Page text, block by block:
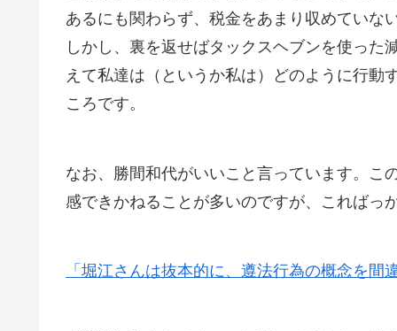
あるにも関わらず、税金をあまり収めていな
しかし、裏を返せばタックスヘブンを使った
えて私達は（というか私は）どのように行動
ころです。
なお、勝間和代がいいこと言っています。こ
感できかねることが多いのですが、こればっ
「堀江さんは抜本的に、遵法行為の概念を間